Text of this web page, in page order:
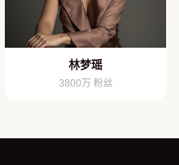
林梦瑶
3800万 粉丝